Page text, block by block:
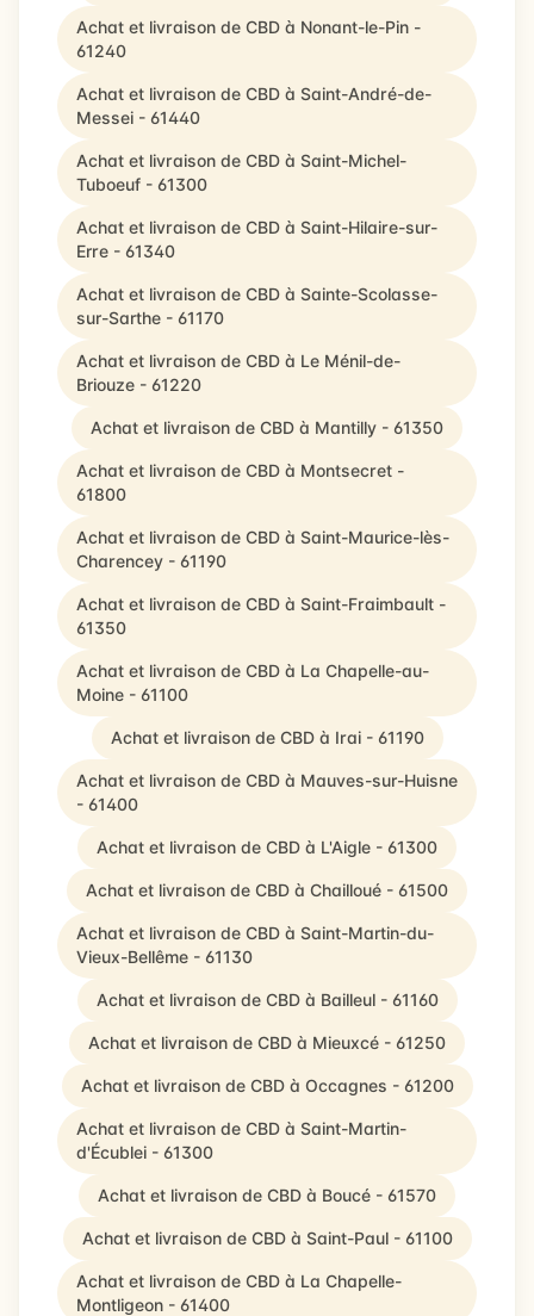
Achat et livraison de CBD à Nonant-le-Pin -
61240
Achat et livraison de CBD à Saint-André-de-
Messei - 61440
Achat et livraison de CBD à Saint-Michel-
Tuboeuf - 61300
Achat et livraison de CBD à Saint-Hilaire-sur-
Erre - 61340
Achat et livraison de CBD à Sainte-Scolasse-
sur-Sarthe - 61170
Achat et livraison de CBD à Le Ménil-de-
Briouze - 61220
Achat et livraison de CBD à Mantilly - 61350
Achat et livraison de CBD à Montsecret -
61800
Achat et livraison de CBD à Saint-Maurice-lès-
Charencey - 61190
Achat et livraison de CBD à Saint-Fraimbault -
61350
Achat et livraison de CBD à La Chapelle-au-
Moine - 61100
Achat et livraison de CBD à Irai - 61190
Achat et livraison de CBD à Mauves-sur-Huisne
- 61400
Achat et livraison de CBD à L'Aigle - 61300
Achat et livraison de CBD à Chailloué - 61500
Achat et livraison de CBD à Saint-Martin-du-
Vieux-Bellême - 61130
Achat et livraison de CBD à Bailleul - 61160
Achat et livraison de CBD à Mieuxcé - 61250
Achat et livraison de CBD à Occagnes - 61200
Achat et livraison de CBD à Saint-Martin-
d'Écublei - 61300
Achat et livraison de CBD à Boucé - 61570
Achat et livraison de CBD à Saint-Paul - 61100
Achat et livraison de CBD à La Chapelle-
Montligeon - 61400